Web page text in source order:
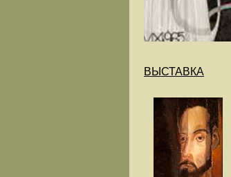
ВЫСТАВКА